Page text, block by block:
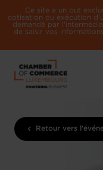
Ce site a un but
cotisation ou exécution
demandé par
de saisir vos
Retour vers